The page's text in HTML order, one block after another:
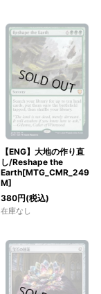
【ENG】大地の作り直
し/Reshape the
Earth[MTG_CMR_249
M]
380円(税込)
在庫なし